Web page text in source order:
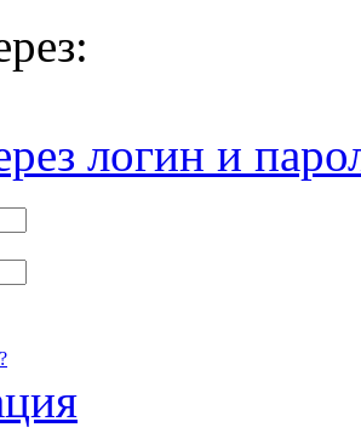
логин и